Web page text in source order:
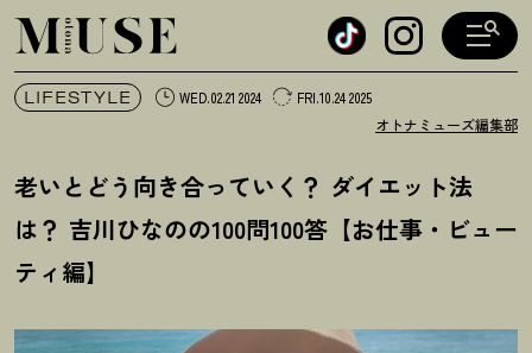
オトナミューズ ウェブ
LIFESTYLE WED.02.21 2024 FRI.10.24 2025
オトナミューズ編集部
老いとどう向き合っていく ？ ダイエット法
は？ 吉川ひなのの100問100答【お仕事・ビュー
ティ編】